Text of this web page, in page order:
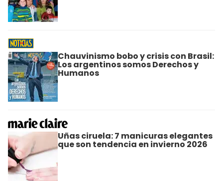
Chauvinismo bobo y crisis con Brasil:
Los argentinos somos Derechos y
Humanos
Uñas ciruela: 7 manicuras elegantes
que son tendencia en invierno 2026